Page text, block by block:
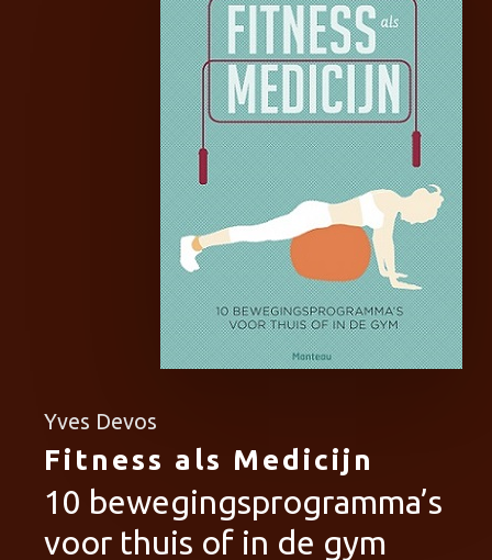
Yves Devos
Fitness als Medicijn
10 bewegingsprogramma’s
voor thuis of in de gym